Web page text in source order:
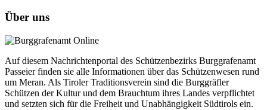
Über uns
Auf diesem Nachrichtenportal des Schützenbezirks Burggrafenamt
Passeier finden sie alle Informationen über das Schützenwesen rund
um Meran. Als Tiroler Traditionsverein sind die Burggräfler
Schützen der Kultur und dem Brauchtum ihres Landes verpflichtet
und setzten sich für die Freiheit und Unabhängigkeit Südtirols ein.